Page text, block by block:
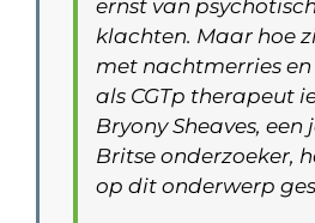
ernst van
klachten. Maar hoe
met nachtmerries en
als CGTp therapeut
Bryony Sheaves, een
Britse onderzoeker,
op dit onderwerp